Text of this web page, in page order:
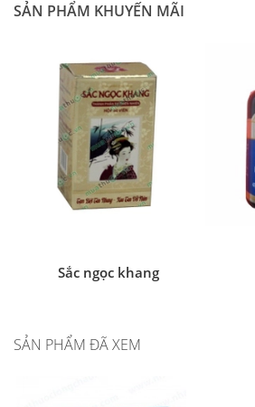
SẢN PHẨM KHUYẾN MÃI
Sắc ngọc khang
SẢN PHẨM ĐÃ XEM